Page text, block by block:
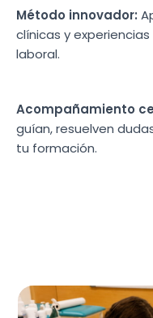
Método innovador:
clínicas y
laboral.
Acompañamiento
guían, resuelven
tu formación.